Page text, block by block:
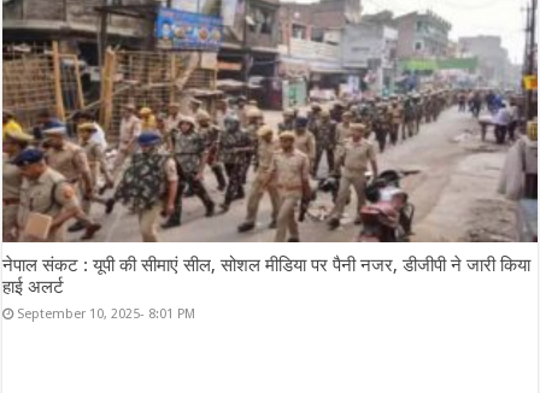
नेपाल संकट : यूपी की सीमाएं सील, सोशल मीडिया पर पैनी नजर, डीजीपी ने जारी किया
हाई अलर्ट
September 10, 2025- 8:01 PM